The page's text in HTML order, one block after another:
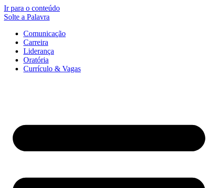
Ir para o conteúdo
Solte a Palavra
Comunicação
Carreira
Liderança
Oratória
Currículo & Vagas